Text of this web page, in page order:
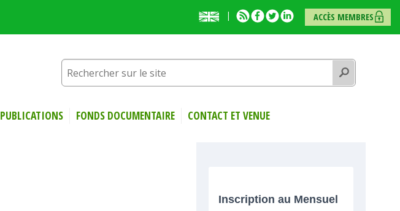
English
presentation
RSSFacebook
TwitterLinkedinACCÈS MEMBRES
Rechercher
PUBLICATIONS FONDS DOCUMENTAIRE CONTACT ET VENUE